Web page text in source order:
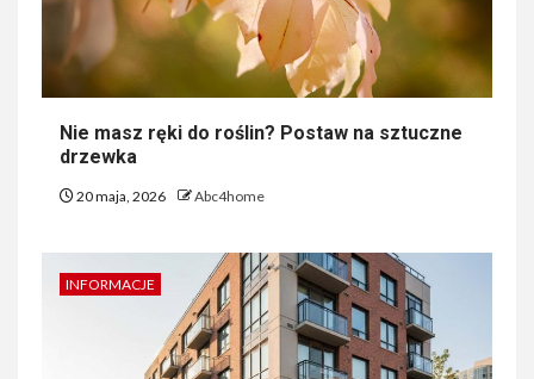
Nie masz ręki do roślin? Postaw na sztuczne
drzewka
20 maja, 2026 Abc4home
INFORMACJE